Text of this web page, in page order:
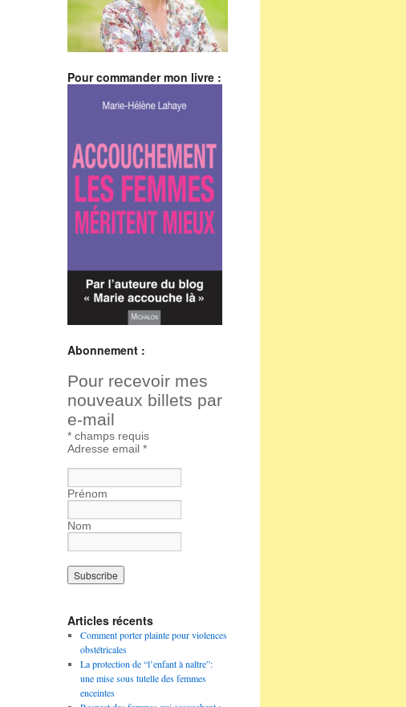
Pour commander mon livre :
Abonnement :
Pour recevoir mes
nouveaux billets par
e-mail
* champs requis
Adresse email *
Prénom
Nom
Articles récents
Comment porter plainte pour violences
obstétricales
La protection de “l’enfant à naître”:
une mise sous tutelle des femmes
enceintes